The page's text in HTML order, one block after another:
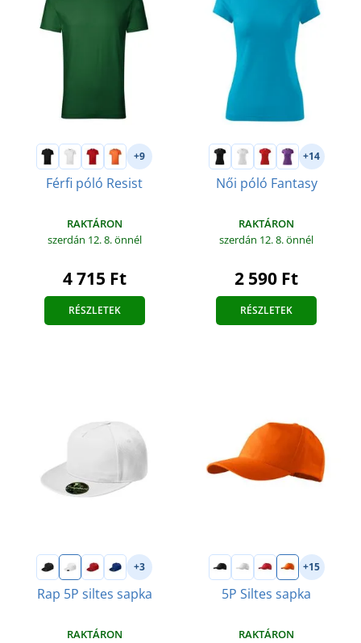
+9
Férfi póló Resist
RAKTÁRON
szerdán 12. 8.önnél
4 715 Ft
RÉSZLETEK
+14
Női póló Fantasy
RAKTÁRON
szerdán 12. 8.önnél
2 590 Ft
RÉSZLETEK
+3
Rap 5P siltes sapka
RAKTÁRON
+15
5P Siltes sapka
RAKTÁRON